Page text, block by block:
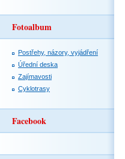
Fotoalbum
Postřehy, názory, vyjádření
Úřední deska
Zajímavosti
Cyklotrasy
Facebook